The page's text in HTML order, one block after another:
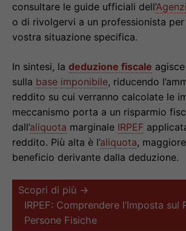
consultare le guide ufficiali dell’
o di rivolgervi a un professionista
vostra situazione specifica.
In sintesi, la deduzione fiscale
sulla base imponibile, riducendo
reddito su cui verranno calcolate le
meccanismo porta a un risparmio
dall’aliquota marginale IRPEF
reddito. Più alta è l’aliquota,
beneficio derivante dalla deduzione.
Scopri di più →
IRPEF: Comprendere l’Imposta sul
Persone Fisiche